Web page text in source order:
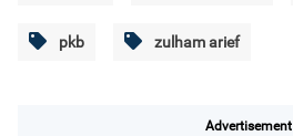
pkb zulham arief
Advertisement